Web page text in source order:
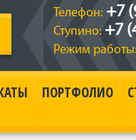
Телефон: +7
Ступино: +7
Режим работы:
ПОРТФОЛИО